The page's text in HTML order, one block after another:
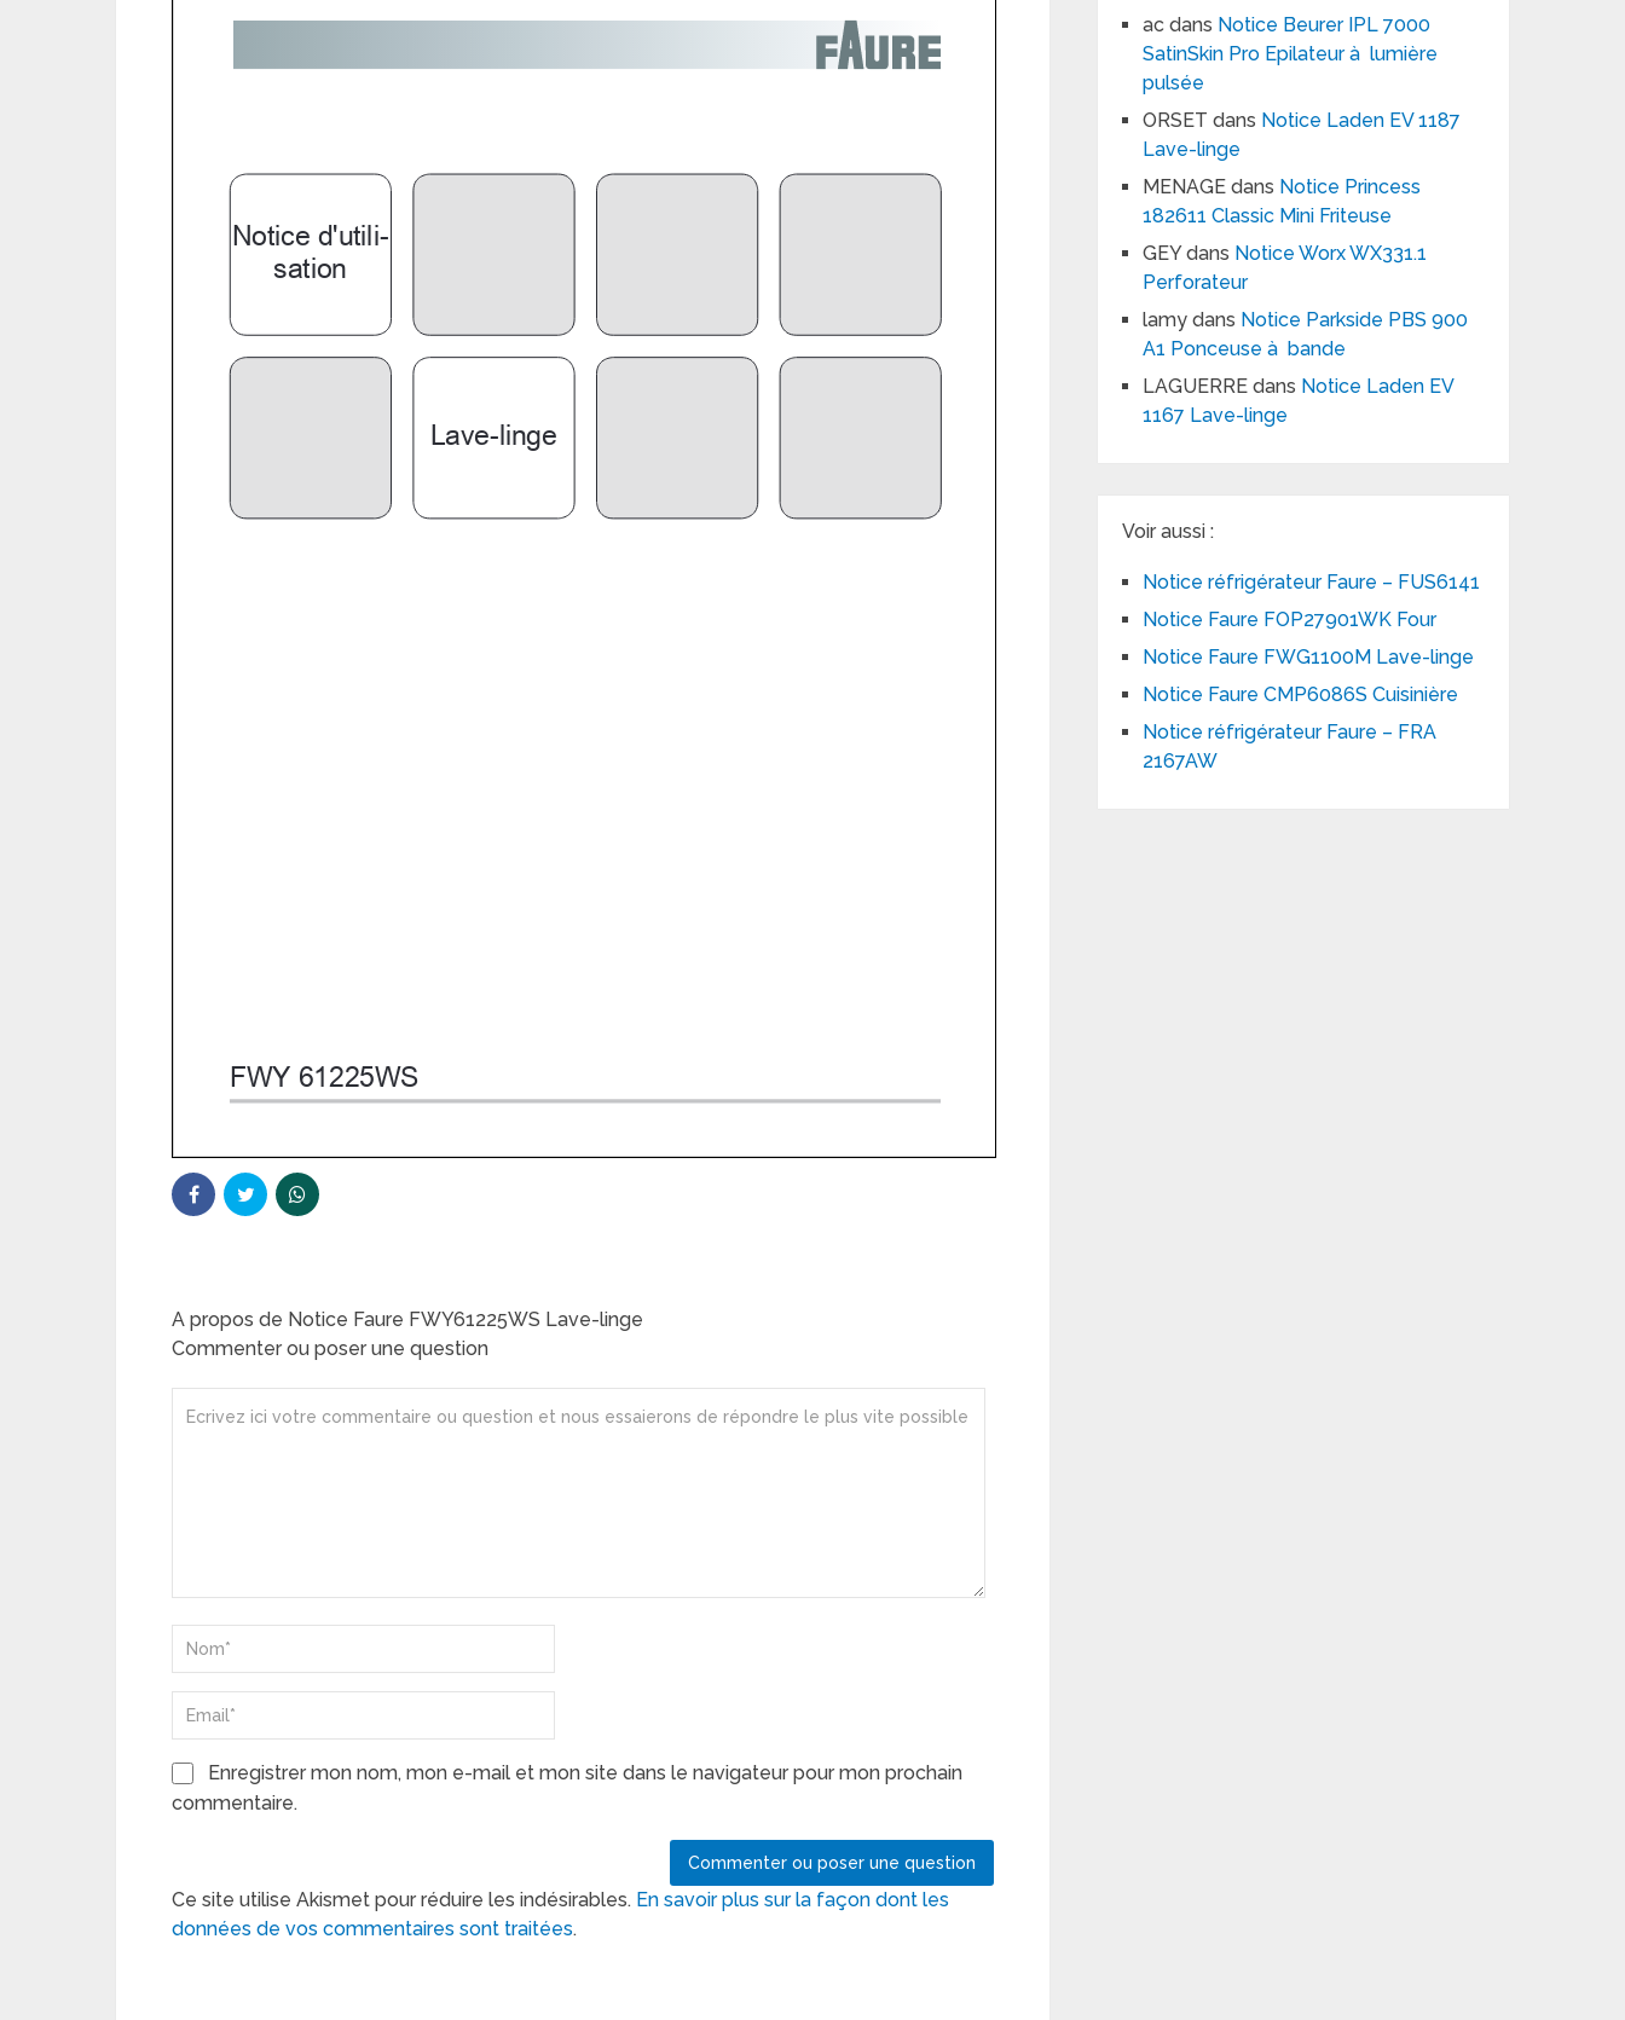
A propos de Notice Faure FWY61225WS Lave-linge
Commenter ou poser une question
Enregistrer mon nom, mon e-mail et mon site dans le navigateur pour mon prochain
commentaire.
Ce site utilise Akismet pour réduire les indésirables. En savoir plus sur la façon dont les
données de vos commentaires sont traitées.
ac dans Notice Beurer IPL 7000
SatinSkin Pro Epilateur à lumière
pulsée
ORSET dans Notice Laden EV 1187
Lave-linge
MENAGE dans Notice Princess
182611 Classic Mini Friteuse
GEYdans Notice Worx WX331.1
Perforateur
lamy dans Notice Parkside PBS 900
A1 Ponceuse à bande
LAGUERRE dans Notice Laden EV
1167 Lave-linge
Voir aussi :
Notice réfrigérateur Faure – FUS6141
Notice Faure FOP27901WK Four
Notice Faure FWG1100M Lave-linge
Notice Faure CMP6086S Cuisinière
Notice réfrigérateur Faure – FRA
2167AW